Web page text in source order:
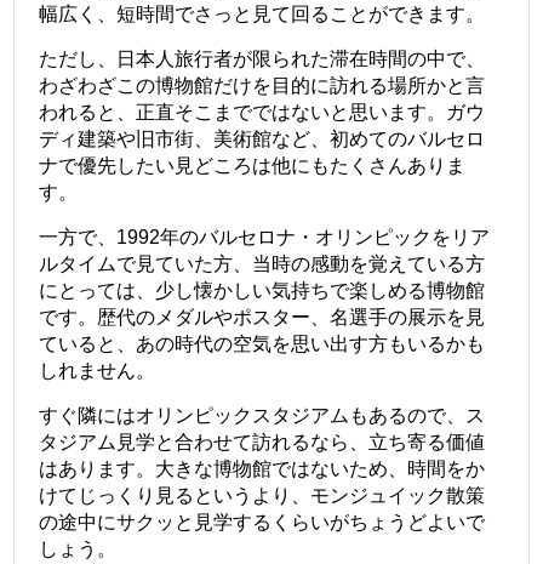
幅広く、短時間でさっと見て回ることができます。
ただし、日本人旅行者が限られた滞在時間の中で、
わざわざこの博物館だけを目的に訪れる場所かと言
われると、正直そこまでではないと思います。ガウ
ディ建築や旧市街、美術館など、初めてのバルセロ
ナで優先したい見どころは他にもたくさんありま
す。
一方で、1992年のバルセロナ・オリンピックをリア
ルタイムで見ていた方、当時の感動を覚えている方
にとっては、少し懐かしい気持ちで楽しめる博物館
です。歴代のメダルやポスター、名選手の展示を見
ていると、あの時代の空気を思い出す方もいるかも
しれません。
すぐ隣にはオリンピックスタジアムもあるので、ス
タジアム見学と合わせて訪れるなら、立ち寄る価値
はあります。大きな博物館ではないため、時間をか
けてじっくり見るというより、モンジュイック散策
の途中にサクッと見学するくらいがちょうどよいで
しょう。